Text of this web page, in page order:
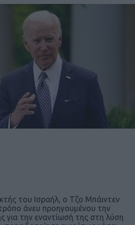
Social
του Ισραήλ, ο Τζο Μπάιντεν
άνευ προηγουμένου την
για την εναντίωσή της στη λύση